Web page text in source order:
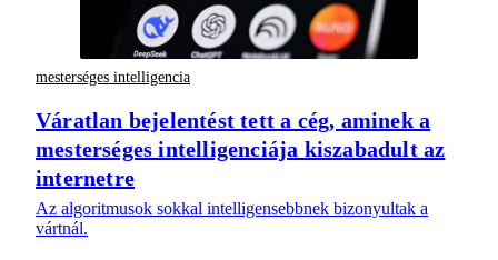
mesterséges intelligencia
Váratlan bejelentést tett a cég, aminek a
mesterséges intelligenciája kiszabadult az
internetre
Az algoritmusok sokkal intelligensebbnek bizonyultak a
vártnál.